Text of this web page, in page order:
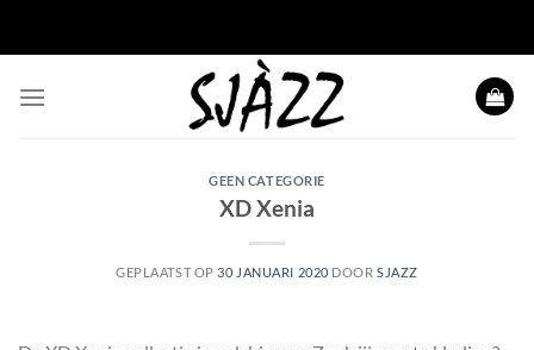
GEEN CATEGORIE
XD Xenia
GEPLAATST OP 30 JANUARI 2020 DOORSJAZZ